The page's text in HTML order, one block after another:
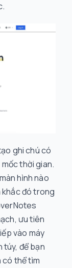
ghi chú có
thời gian.
hình nào
khắc đó trong
ưu tiên
vào máy
túy, để bạn
có thể tìm